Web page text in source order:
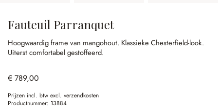
Fauteuil Parranquet
Hoogwaardig frame van mangohout. Klassieke Chesterfield-look.
Uiterst comfortabel gestoffeerd.
€ 789,00
Prijzen incl. btw excl. verzendkosten
Productnummer: 13884